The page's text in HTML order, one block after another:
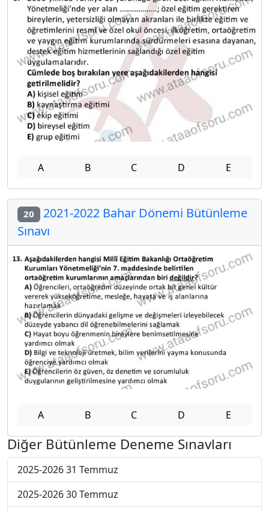
A B C D E
20 2021-2022 Bahar Dönemi Bütünleme
Sınavı
A B C D E
Diğer Bütünleme Deneme Sınavları
2025-2026 31 Temmuz
2025-2026 30 Temmuz